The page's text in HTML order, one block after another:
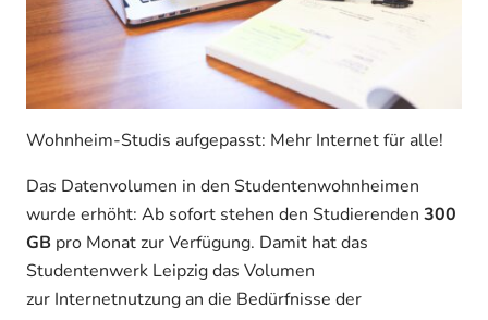
Wohnheim-Studis aufgepasst: Mehr Internet für alle!
Das Datenvolumen in den Studentenwohnheimen
wurde erhöht: Ab sofort stehen den Studierenden 300
GB pro Monat zur Verfügung. Damit hat das
Studentenwerk Leipzig das Volumen
zur Internetnutzung an die Bedürfnisse der